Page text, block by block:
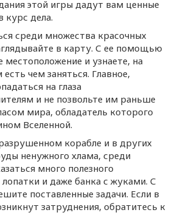
этой игры дадут вам ценные
курс дела.
среди множества красочных
в карту. С ее помощью
местоположение и узнаете, на
чем заняться. Главное,
на глаза
и не позвольте им раньше
мира, обладатель которого
Вселенной.
корабле и в других
ненужного хлама, среди
много полезного
и даже банка с жуками. С
поставленные задачи. Если в
затруднения, обратитесь к